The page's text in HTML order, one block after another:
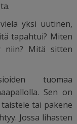
yksi uutinen,
tapahtui? Miten
niin? Mitä sitten
tuomaa
Sen on
tai pakene
Jossa lihasten